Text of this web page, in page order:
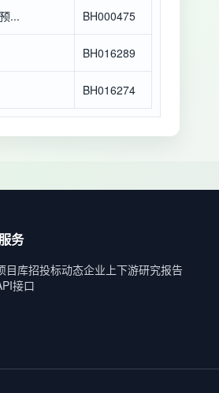
... BH000475
BH016289
BH016274
务
目库招投标动态企业上下游研究报告
接口